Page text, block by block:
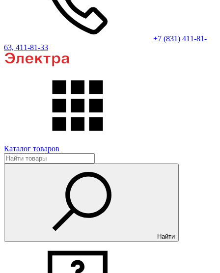
+7 (831) 411-81-
63, 411-81-33
Каталог товаров
Найти